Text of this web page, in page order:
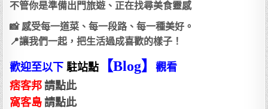
不管你是準備出門旅遊、正在找尋美食靈感
📸 感受每一道菜、每一段路、每一種美好。
📍讓我們一起，把生活過成喜歡的樣子！
歡迎至以下 駐站點 【Blog】觀看
痞客邦 請點此
窩客島請點此